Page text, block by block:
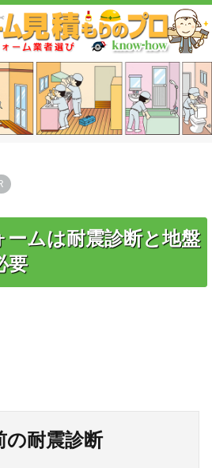
ムは耐震診断と地盤
要
の耐震診断